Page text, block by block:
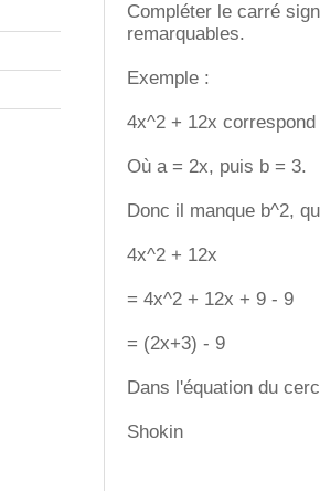
Compléter le carré
remarquables.
Exemple :
4x^2 + 12x
Où a = 2x, puis b = 3.
Donc il manque b^2,
4x^2 + 12x
= 4x^2 + 12x + 9 - 9
= (2x+3) - 9
Dans l'équation du
Shokin